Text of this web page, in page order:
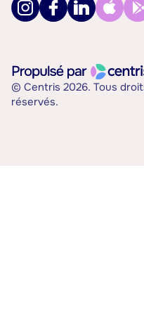
© Centris 2026. Tous
réservés.